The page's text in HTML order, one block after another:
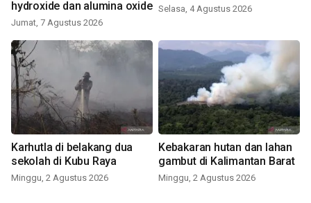
hydroxide dan alumina oxide
Jumat, 7 Agustus 2026
Selasa, 4 Agustus 2026
Karhutla di belakang dua
sekolah di Kubu Raya
Minggu, 2 Agustus 2026
Kebakaran hutan dan lahan
gambut di Kalimantan Barat
Minggu, 2 Agustus 2026